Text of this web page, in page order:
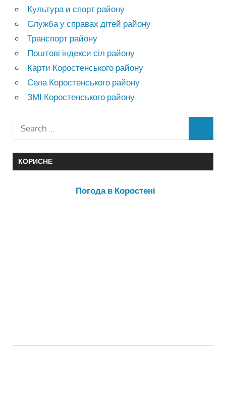
Культура и спорт району
Служба у справах дітей району
Транспорт району
Поштові індекси сіл району
Карти Коростенського району
Села Коростенського району
ЗМІ Коростенського району
КОРИСНЕ
Погода в Коростені